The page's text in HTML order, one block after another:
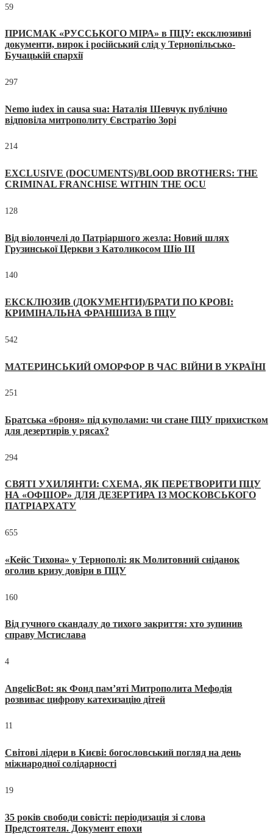
59
ПРИСМАК «РУССЬКОГО МІРА» в ПЦУ: ексклюзивні
документи, вирок і російський слід у Тернопільсько-
Бучацькій єпархії
297
Nemo iudex in causa sua: Наталія Шевчук публічно
відповіла митрополиту Євстратію Зорі
214
EXCLUSIVE (DOCUMENTS)/BLOOD BROTHERS: THE
CRIMINAL FRANCHISE WITHIN THE OCU
128
Від віолончелі до Патріаршого жезла: Новий шлях
Грузинської Церкви з Католикосом Шіо III
140
ЕКСКЛЮЗИВ (ДОКУМЕНТИ)/БРАТИ ПО КРОВІ:
КРИМІНАЛЬНА ФРАНШИЗА В ПЦУ
542
МАТЕРИНСЬКИЙ ОМОРФОР В ЧАС ВІЙНИ В УКРАЇНІ
251
Братська «броня» під куполами: чи стане ПЦУ прихистком
для дезертирів у рясах?
294
СВЯТІ УХИЛЯНТИ: СХЕМА, ЯК ПЕРЕТВОРИТИ ПЦУ
НА «ОФШОР» ДЛЯ ДЕЗЕРТИРА ІЗ МОСКОВСЬКОГО
ПАТРІАРХАТУ
655
«Кейс Тихона» у Тернополі: як Молитовний сніданок
оголив кризу довіри в ПЦУ
160
Від гучного скандалу до тихого закриття: хто зупинив
справу Мстислава
4
AngelicBot: як Фонд пам’яті Митрополита Мефодія
розвиває цифрову катехизацію дітей
11
Світові лідери в Києві: богословський погляд на день
міжнародної солідарності
19
35 років свободи совісті: періодизація зі слова
Предстоятеля. Документ епохи